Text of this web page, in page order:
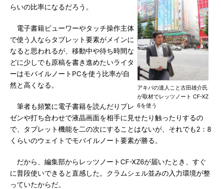
アキバの達人こと古田雄介氏
が取材でレッツノート CF-XZ
6を使う
らいの比率になるだろう。
電子書籍ビューワーやタッチ操作主体
で使う人ならタブレット要素がメインに
なると思われるが、移動中や待ち時間な
どに少しでも原稿を書き進めたいライタ
ーはモバイルノートPCを使う比率が自
然と高くなる。
筆者も頻繁に電子書籍を読んだりプレ
ゼンや打ち合わせで液晶画面を相手に見せたり触ったりするの
で、タブレット機能を二の次にすることはないが、それでも2：8
くらいのウェイトでモバイルノート要素が勝る。
だから、編集部からレッツノートCF-XZ6が届いたとき、すぐ
に普段使いできると直感した。クラムシェル並みの入力環境が整
っていたからだ。